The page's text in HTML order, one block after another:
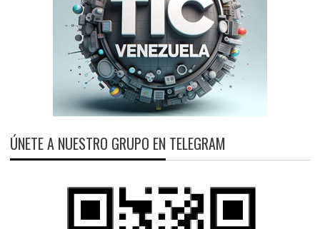
ÚNETE A NUESTRO GRUPO EN TELEGRAM